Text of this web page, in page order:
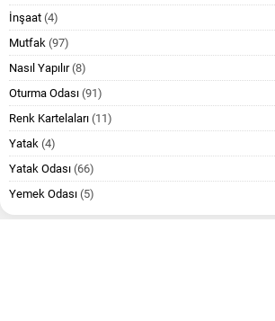
İnşaat (4)
Mutfak (97)
Nasıl Yapılır(8)
Oturma Odası (91)
Renk Kartelaları (11)
Yatak (4)
Yatak Odası (66)
Yemek Odası (5)